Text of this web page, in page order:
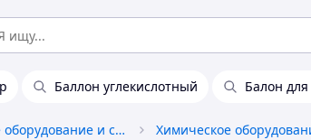
Баллон углекислотный Балон
Промышленное оборудование и станки Химическое